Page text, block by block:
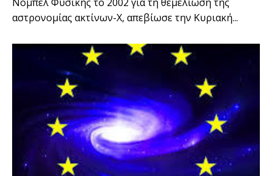
αστρονομίας ακτίνων-Χ, απεβίωσε την Κυριακή...